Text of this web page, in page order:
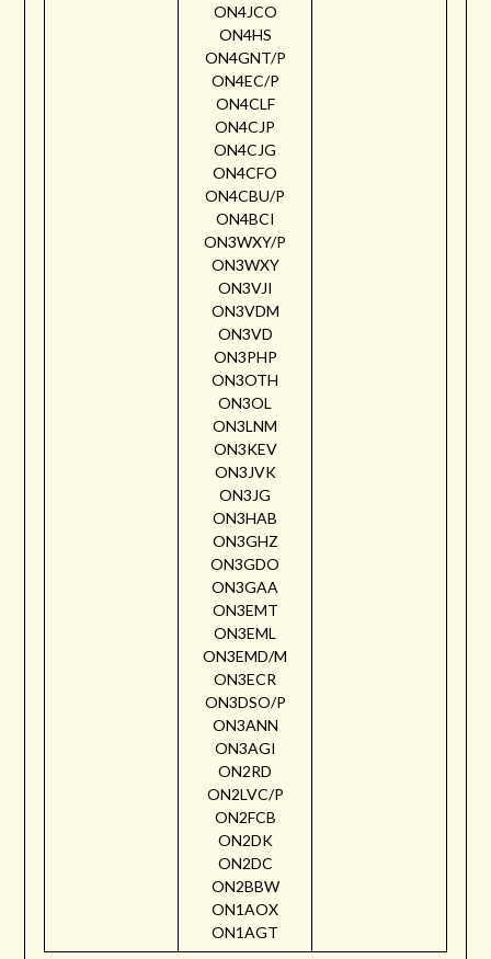
ON4JCO
ON4HS
ON4GNT/P
ON4EC/P
ON4CLF
ON4CJP
ON4CJG
ON4CFO
ON4CBU/P
ON4BCI
ON3WXY/P
ON3WXY
ON3VJI
ON3VDM
ON3VD
ON3PHP
ON3OTH
ON3OL
ON3LNM
ON3KEV
ON3JVK
ON3JG
ON3HAB
ON3GHZ
ON3GDO
ON3GAA
ON3EMT
ON3EML
ON3EMD/M
ON3ECR
ON3DSO/P
ON3ANN
ON3AGI
ON2RD
ON2LVC/P
ON2FCB
ON2DK
ON2DC
ON2BBW
ON1AOX
ON1AGT